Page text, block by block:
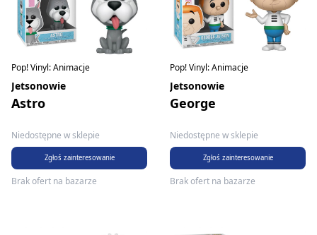
Pop! Vinyl: Animacje
Jetsonowie
Astro
Niedostępne w sklepie
Zgłoś zainteresowanie
Brak ofert na bazarze
Pop! Vinyl: Animacje
Jetsonowie
George
Niedostępne w sklepie
Zgłoś zainteresowanie
Brak ofert na bazarze